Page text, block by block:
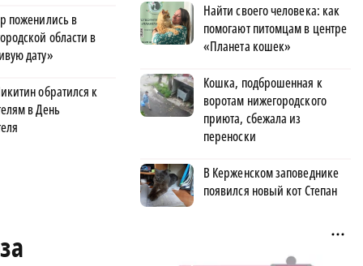
поженились в
области в
дату»
обратился к
в День
Найти своего человека: как
помогают питомцам в центре
«Планета кошек»
Кошка, подброшенная к
воротам нижегородского
приюта, сбежала из
переноски
В Керженском заповеднике
появился новый кот Степан